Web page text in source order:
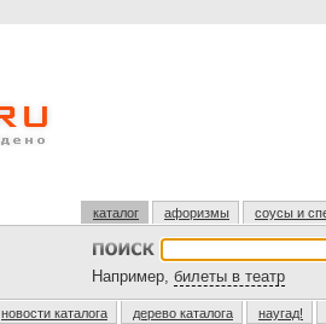
каталог афоризмы соусы и
Например, билеты в театр
новости каталога дерево каталога наугад!